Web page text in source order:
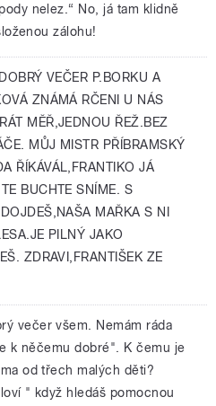
nelez.“ No, já tam klidně
zálohu!
DOBRÝ VEČER P.BORKU A
ZNÁMÁ RČENI U NÁS
MĚŘ,JEDNOU ŘEŽ.BEZ
MŮJ MISTR PŘÍBRAMSKÝ
ŘÍKÁVÁL,FRANTIKO JÁ
BUCHTE SNÍME. S
MAŘKA S NI
PILNÝ JAKO
ZDRAVI,FRANTIŠEK ZE
večer všem. Nemám ráda
k něčemu dobré". K čemu je
od třech malých děti?
" když hledáš pomocnou